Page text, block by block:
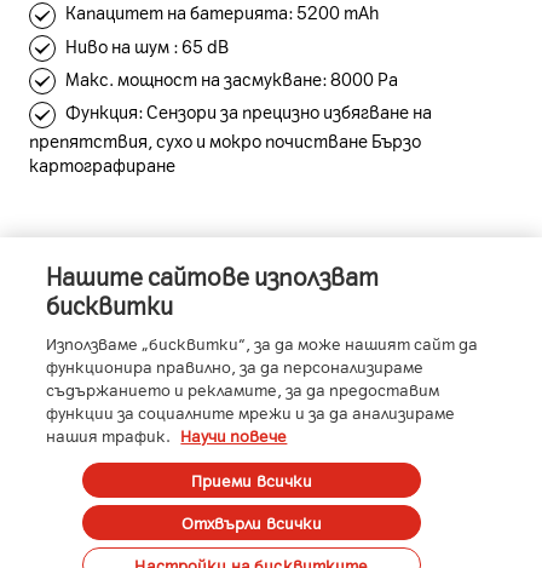
Капацитет на батерията: 5200 mAh
Ниво на шум : 65 dB
Макс. мощност на засмукване: 8000 Pa
Функция: Сензори за прецизно избягване на
препятствия, сухо и мокро почистване Бързо
картографиране
Информация за устройството
Характеристики
Производител:Eureka
Условия
Посочените цени са с ДДС.
Предложенията важат само при онлайн
Нашите сайтове използват
бисквитки
Използваме „бисквитки“, за да може нашият сайт да
функционира правилно, за да персонализираме
съдържанието и рекламите, за да предоставим
функции за социалните мрежи и за да анализираме
нашия трафик. Научи повече
Отхвърли всички
Приеми всички